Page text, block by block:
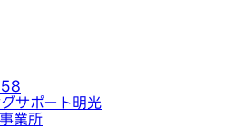
サポート明光
業所